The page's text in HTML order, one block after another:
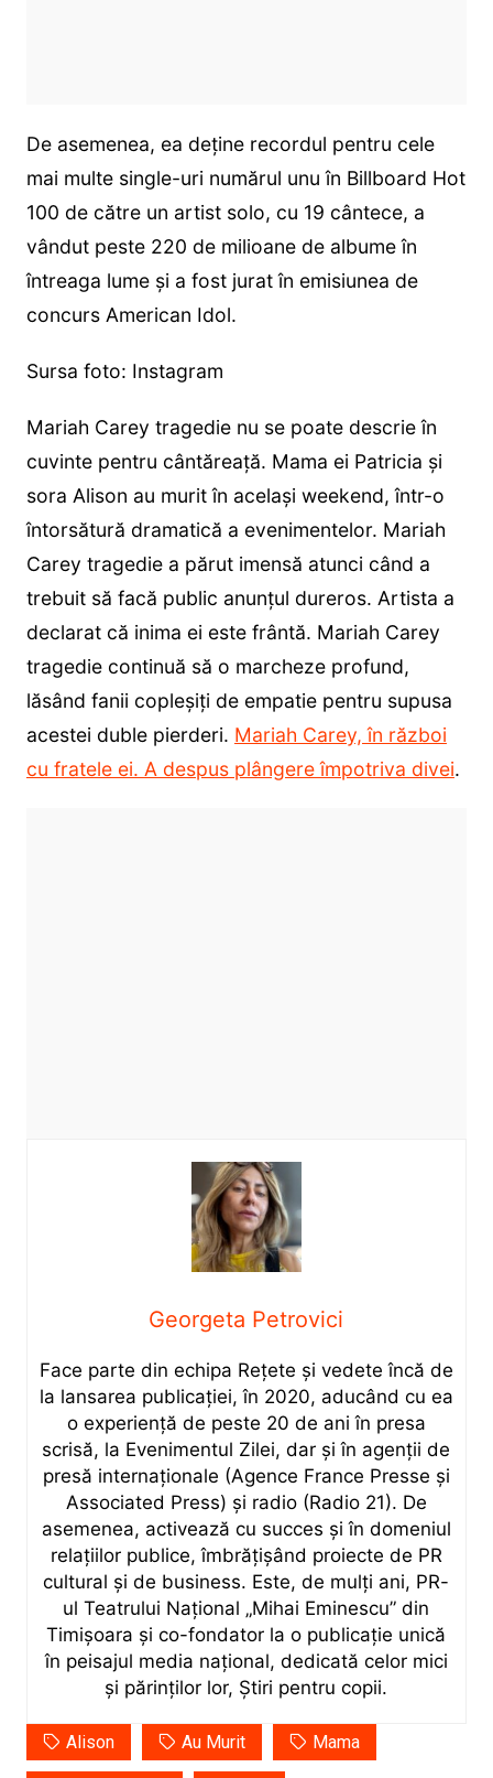
De asemenea, ea deține recordul pentru cele
mai multe single-uri numărul unu în Billboard Hot
100 de către un artist solo, cu 19 cântece, a
vândut peste 220 de milioane de albume în
întreaga lume și a fost jurat în emisiunea de
concurs American Idol.
Sursa foto: Instagram
Mariah Carey tragedie nu se poate descrie în
cuvinte pentru cântăreață. Mama ei Patricia și
sora Alison au murit în același weekend, într-o
întorsătură dramatică a evenimentelor. Mariah
Carey tragedie a părut imensă atunci când a
trebuit să facă public anunțul dureros. Artista a
declarat că inima ei este frântă. Mariah Carey
tragedie continuă să o marcheze profund,
lăsând fanii copleșiți de empatie pentru supusa
acestei duble pierderi. Mariah Carey, în război
cu fratele ei. A despus plângere împotriva divei.
Georgeta Petrovici
Face parte din echipa Rețete și vedete încă de
la lansarea publicației, în 2020, aducând cu ea
o experiență de peste 20 de ani în presa
scrisă, la Evenimentul Zilei, dar și în agenții de
presă internaționale (Agence France Presse și
Associated Press) și radio (Radio 21). De
asemenea, activează cu succes și în domeniul
relațiilor publice, îmbrățișând proiecte de PR
cultural și de business. Este, de mulți ani, PR-
ul Teatrului Național „Mihai Eminescu” din
Timișoara și co-fondator la o publicație unică
în peisajul media național, dedicată celor mici
și părinților lor, Știri pentru copii.
Alison Au Murit Mama